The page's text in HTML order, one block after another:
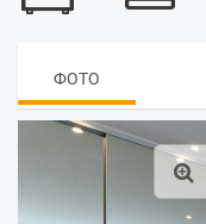
ФОТО